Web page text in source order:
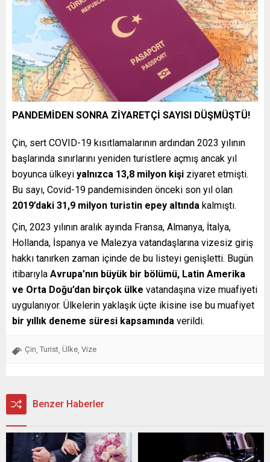
PANDEMİDEN SONRA ZİYARETÇİ SAYISI DÜŞMÜŞTÜ!
Çin, sert COVID-19 kısıtlamalarının ardından 2023 yılının
başlarında sınırlarını yeniden turistlere açmış ancak yıl
boyunca ülkeyi yalnızca 13,8 milyon kişi ziyaret etmişti.
Bu sayı, Covid-19 pandemisinden önceki son yıl olan
2019’daki 31,9 milyon turistin epey altında kalmıştı.
Çin, 2023 yılının aralık ayında Fransa, Almanya, İtalya,
Hollanda, İspanya ve Malezya vatandaşlarına vizesiz giriş
hakkı tanırken zaman içinde de bu listeyi genişletti. Bugün
itibarıyla Avrupa’nın büyük bir bölümü, Latin Amerika
ve Orta Doğu’dan birçok ülke vatandaşına vize muafiyeti
uygulanıyor. Ülkelerin yaklaşık üçte ikisine ise bu muafiyet
bir yıllık deneme süresi kapsamında verildi.
Çin Turist Ülke Vize
Benzer Haberler